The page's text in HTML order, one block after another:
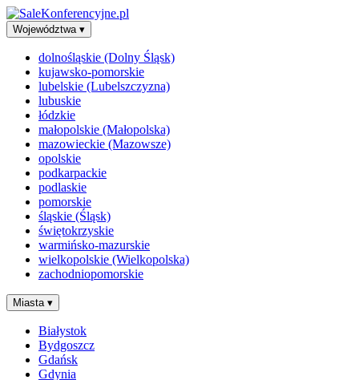
Województwa ▾
dolnośląskie (Dolny Śląsk)
kujawsko-pomorskie
lubelskie (Lubelszczyzna)
lubuskie
łódzkie
małopolskie (Małopolska)
mazowieckie (Mazowsze)
opolskie
podkarpackie
podlaskie
pomorskie
śląskie (Śląsk)
świętokrzyskie
warmińsko-mazurskie
wielkopolskie (Wielkopolska)
zachodniopomorskie
Miasta ▾
Białystok
Bydgoszcz
Gdańsk
Gdynia